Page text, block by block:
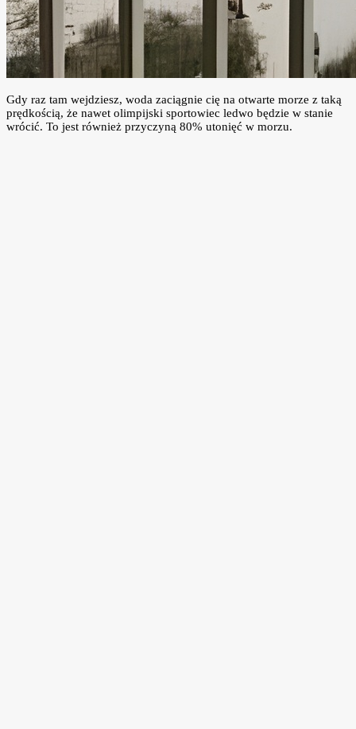
Gdy raz tam wejdziesz, woda zaciągnie cię na otwarte morze z taką
prędkością, że nawet olimpijski sportowiec ledwo będzie w stanie
wrócić. To jest również przyczyną 80% utonięć w morzu.